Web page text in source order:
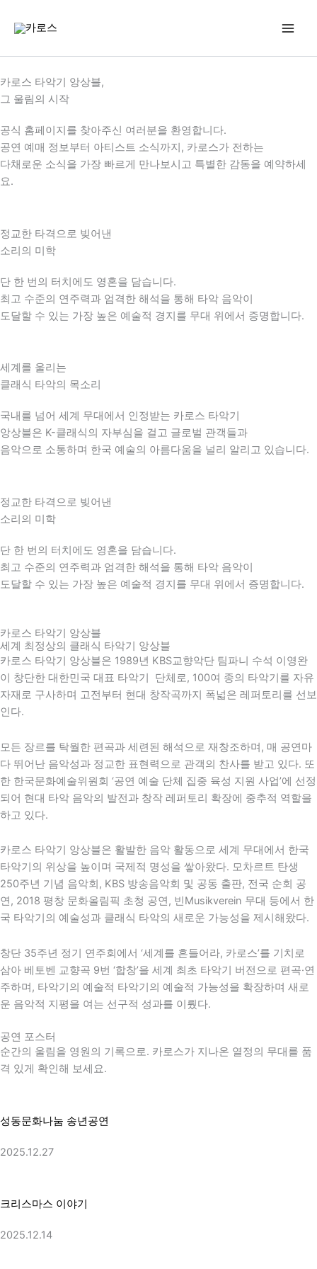
로
건
너
기
카로스 타악기 앙상블,
그 울림의 시작
공식 홈페이지를 찾아주신 여러분을 환영합니다.
공연 예매 정보부터 아티스트 소식까지, 카로스가 전하는
다채로운 소식을 가장 빠르게 만나보시고 특별한 감동을 예약하세
요.
정교한 타격으로 빚어낸
소리의 미학
단 한 번의 터치에도 영혼을 담습니다.
최고 수준의 연주력과 엄격한 해석을 통해 타악 음악이
도달할 수 있는 가장 높은 예술적 경지를 무대 위에서 증명합니다.
세계를 울리는
클래식 타악의 목소리
국내를 넘어 세계 무대에서 인정받는 카로스 타악기
앙상블은 K-클래식의 자부심을 걸고 글로벌 관객들과
음악으로 소통하며 한국 예술의 아름다움을 널리 알리고 있습니다.
정교한 타격으로 빚어낸
소리의 미학
단 한 번의 터치에도 영혼을 담습니다.
최고 수준의 연주력과 엄격한 해석을 통해 타악 음악이
도달할 수 있는 가장 높은 예술적 경지를 무대 위에서 증명합니다.
카로스 타악기 앙상블
세계 최정상의 클래식 타악기 앙상블
카로스 타악기 앙상블은 1989년 KBS교향악단 팀파니 수석 이영완
이 창단한 대한민국 대표 타악기 단체로, 100여 종의 타악기를 자유
자재로 구사하며 고전부터 현대 창작곡까지 폭넓은 레퍼토리를 선보
인다.
모든 장르를 탁월한 편곡과 세련된 해석으로 재창조하며, 매 공연마
다 뛰어난 음악성과 정교한 표현력으로 관객의 찬사를 받고 있다. 또
한 한국문화예술위원회 ‘공연 예술 단체 집중 육성 지원 사업’에 선정
되어 현대 타악 음악의 발전과 창작 레퍼토리 확장에 중추적 역할을
하고 있다.
카로스 타악기 앙상블은 활발한 음악 활동으로 세계 무대에서 한국
타악기의 위상을 높이며 국제적 명성을 쌓아왔다. 모차르트 탄생
250주년 기념 음악회, KBS 방송음악회 및 공동 출판, 전국 순회 공
연, 2018 평창 문화올림픽 초청 공연, 빈Musikverein 무대 등에서 한
국 타악기의 예술성과 클래식 타악의 새로운 가능성을 제시해왔다.
창단 35주년 정기 연주회에서 ‘세계를 흔들어라, 카로스’를 기치로
삼아 베토벤 교향곡 9번 ‘합창’을 세계 최초 타악기 버전으로 편곡·연
주하며, 타악기의 예술적 타악기의 예술적 가능성을 확장하며 새로
운 음악적 지평을 여는 선구적 성과를 이뤘다.
공연 포스터
순간의 울림을 영원의 기록으로. 카로스가 지나온 열정의 무대를 품
격 있게 확인해 보세요.
성동문화나눔 송년공연
2025.12.27
크리스마스 이야기
2025.12.14